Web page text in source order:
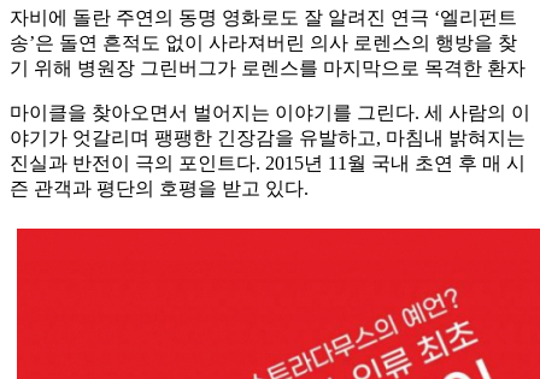
자비에 돌란 주연의 동명 영화로도 잘 알려진 연극 ‘엘리펀트
송’은 돌연 흔적도 없이 사라져버린 의사 로렌스의 행방을 찾
기 위해 병원장 그린버그가 로렌스를 마지막으로 목격한 환자
마이클을 찾아오면서 벌어지는 이야기를 그린다. 세 사람의 이
야기가 엇갈리며 팽팽한 긴장감을 유발하고, 마침내 밝혀지는
진실과 반전이 극의 포인트다. 2015년 11월 국내 초연 후 매 시
즌 관객과 평단의 호평을 받고 있다.